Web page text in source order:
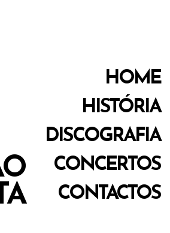
HOME
HISTÓRIA
DISCOGRAFIA
CONCERTOS
CONTACTOS